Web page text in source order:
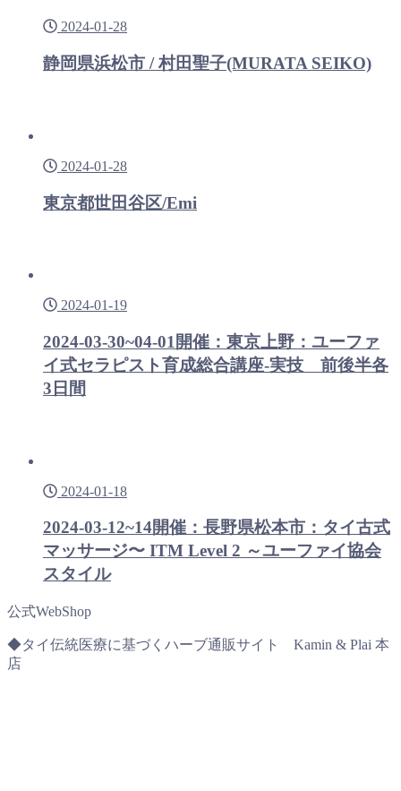
2024-01-28
静岡県浜松市 / 村田聖子(MURATA SEIKO)
2024-01-28
東京都世田谷区/Emi
2024-01-19
2024-03-30~04-01開催：東京上野：ユーファ
イ式セラピスト育成総合講座-実技 前後半各
3日間
2024-01-18
2024-03-12~14開催：長野県松本市：タイ古式
マッサージ〜 ITM Level 2 ～ユーファイ協会
スタイル
公式WebShop
◆タイ伝統医療に基づくハーブ通販サイト Kamin & Plai 本
店